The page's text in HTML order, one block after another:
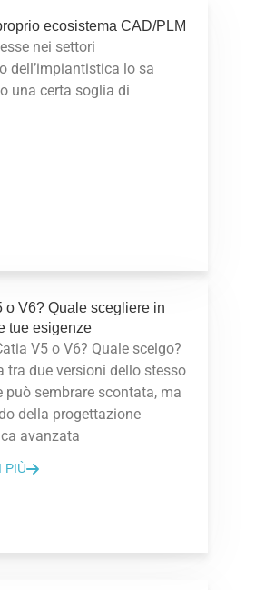
ecosistema CAD/PLM
nei settori
dell’impiantistica lo sa
una certa soglia di
o V6? Quale scegliere in
tue esigenze
V5 o V6? Quale scelgo?
tra due versioni dello stesso
può sembrare scontata, ma
della progettazione
avanzata
PIÙ